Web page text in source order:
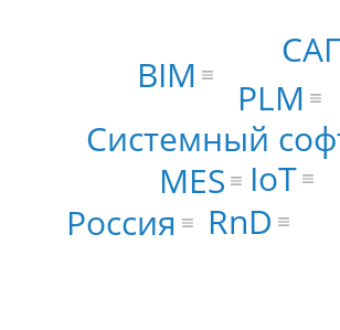
Системный
PLM
MES
IoT
BIM
Россия RnD